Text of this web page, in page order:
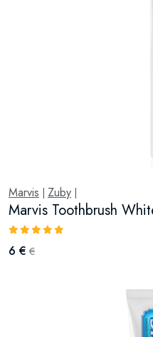
Marvis Zuby
Marvis Toothbrush
6 € €